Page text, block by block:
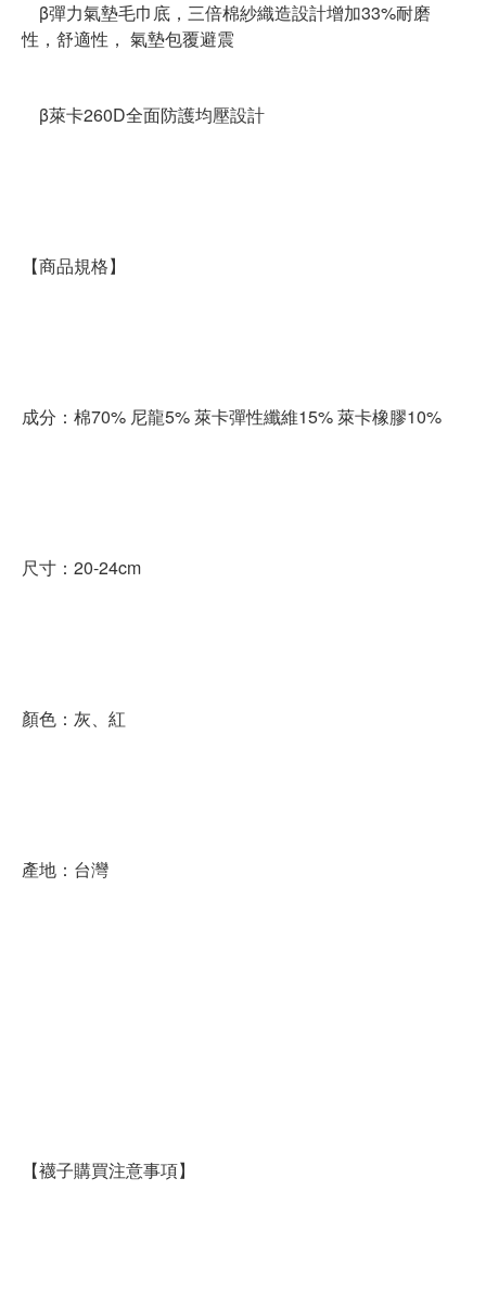
β彈力氣墊毛巾底，三倍棉紗織造設計增加33%耐磨
性，舒適性， 氣墊包覆避震
β萊卡260D全面防護均壓設計
【商品規格】
成分：棉70% 尼龍5% 萊卡彈性纖維15% 萊卡橡膠10%
尺寸：20-24cm
顏色：灰、紅
產地：台灣
【襪子購買注意事項】